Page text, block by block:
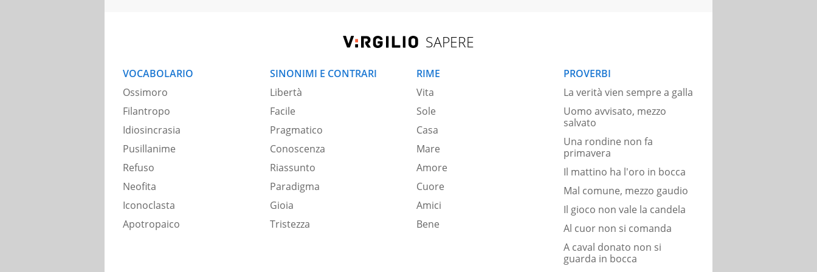
SAPERE
VOCABOLARIO
Ossimoro
Filantropo
Idiosincrasia
Pusillanime
Refuso
Neofita
Iconoclasta
Apotropaico
SINONIMI E CONTRARI
Libertà
Facile
Pragmatico
Conoscenza
Riassunto
Paradigma
Gioia
Tristezza
RIME
Vita
Sole
Casa
Mare
Amore
Cuore
Amici
Bene
PROVERBI
La verità vien sempre a galla
Uomo avvisato, mezzo
salvato
Una rondine non fa
primavera
Il mattino ha l'oro in bocca
Mal comune, mezzo gaudio
Il gioco non vale la candela
Al cuor non si comanda
A caval donato non si
guarda in bocca